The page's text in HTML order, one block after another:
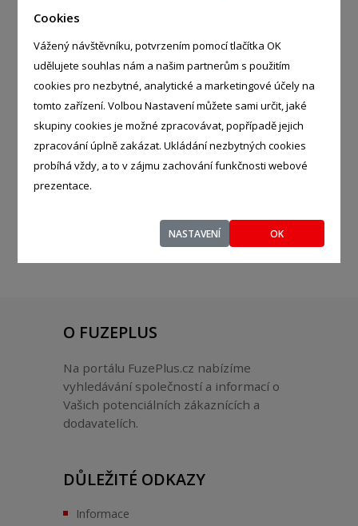
Cookies
Vážený návštěvníku, potvrzením pomocí tlačítka OK
udělujete souhlas nám a našim partnerům s použitím
cookies pro nezbytné, analytické a marketingové účely na
tomto zařízení. Volbou Nastavení můžete sami určit, jaké
skupiny cookies je možné zpracovávat, popřípadě jejich
zpracování úplně zakázat. Ukládání nezbytných cookies
probíhá vždy, a to v zájmu zachování funkčnosti webové
prezentace.
NASTAVENÍ OK
Telefon:
E-mail:
info@dodavkybrno.cz
IČ:
02772833
KATEGORIE
Auto - moto
O FUZEPLUS
Na portálu FuzePlus.cz nabízíme
vyhledávání společností a informací o
Vašich potenciálních zákaznících a
dodavatelích.
DŮLEŽITÉ ODKAZY
Informace